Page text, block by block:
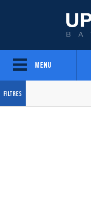
Menu
Filtres